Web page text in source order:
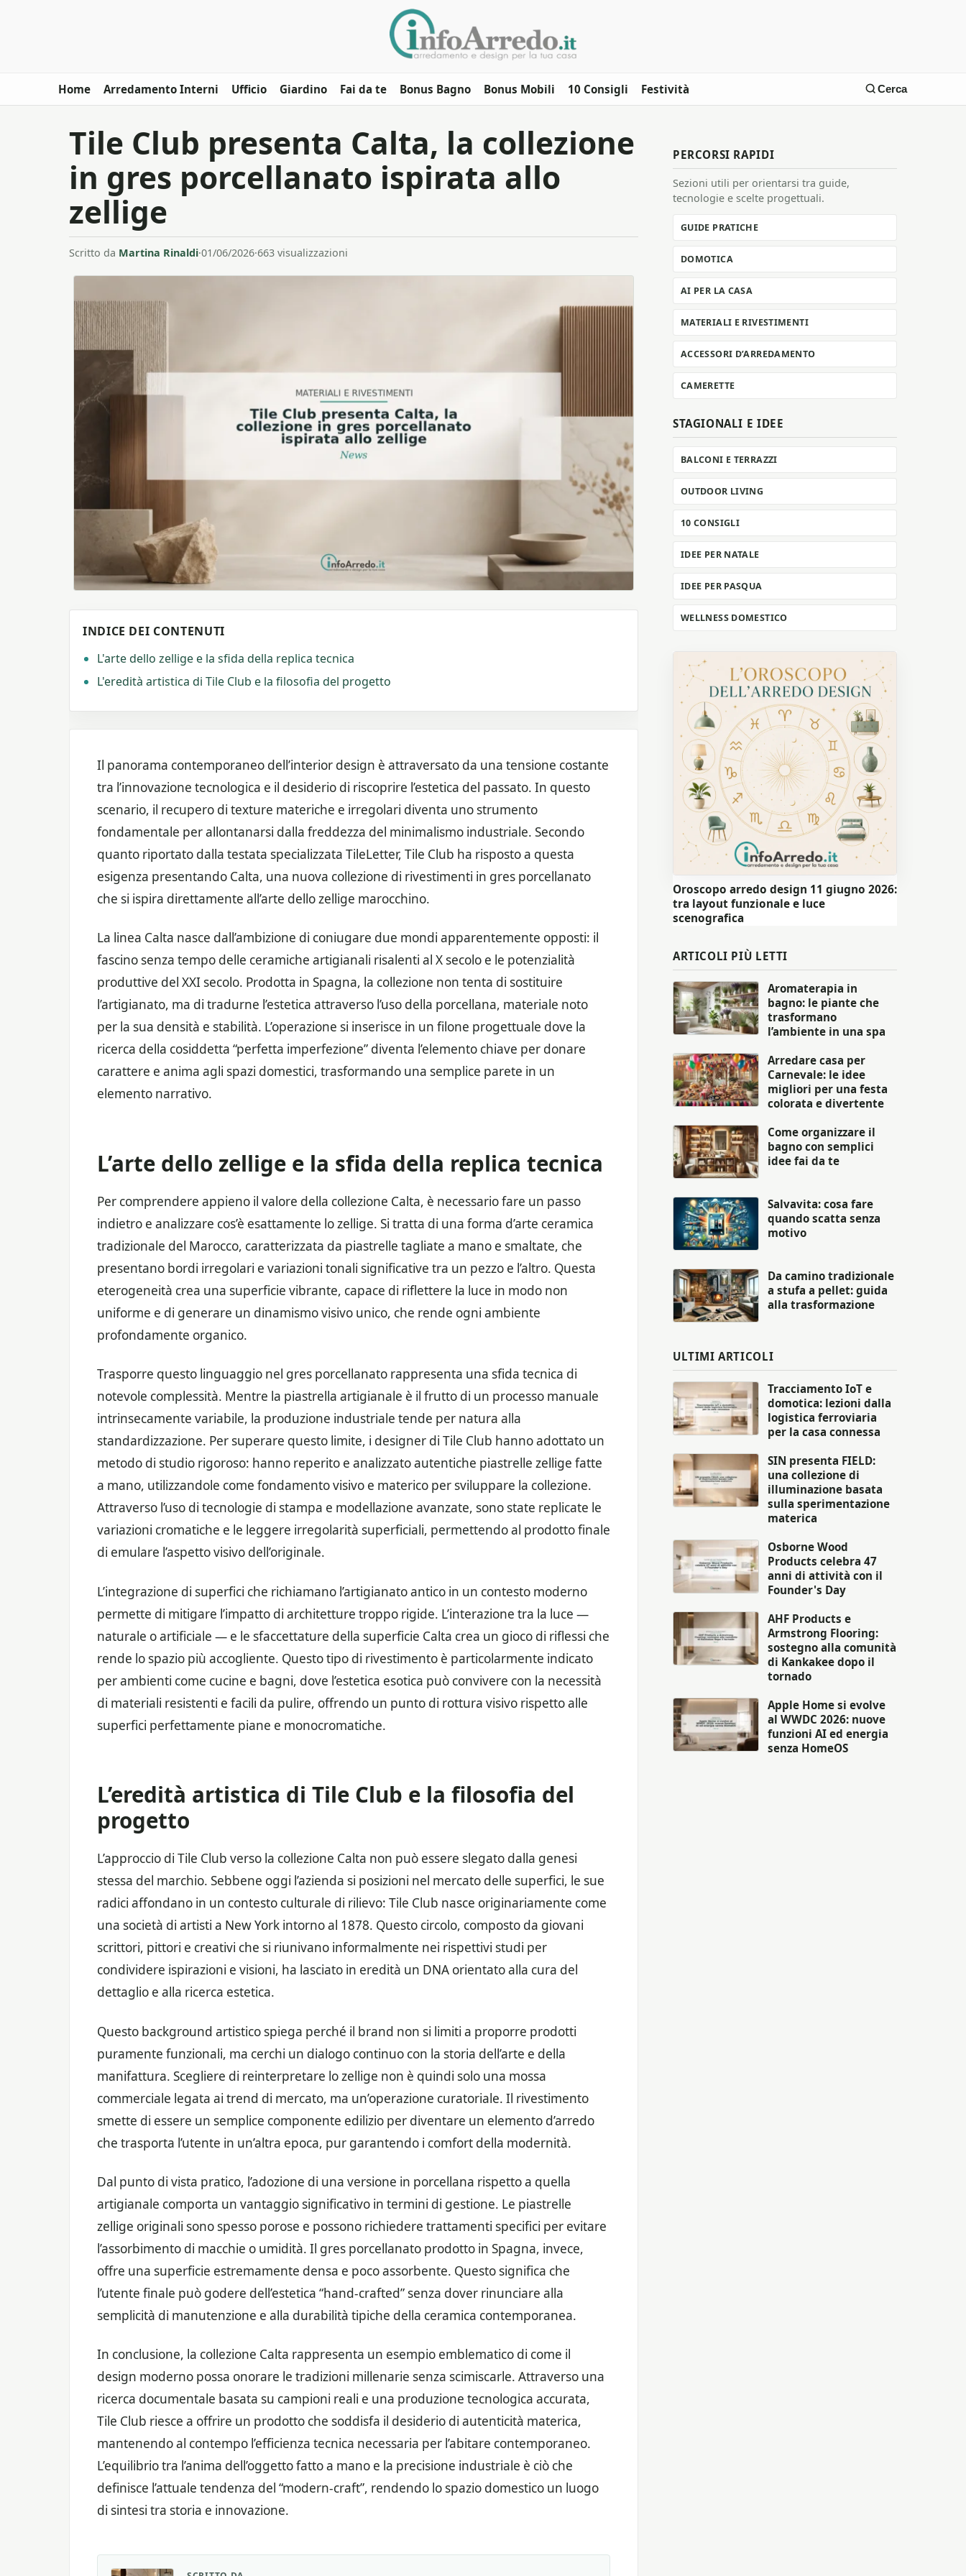
Home Arredamento Interni Ufficio Giardino Fai da te Bonus Bagno Bonus Mobili 10 Consigli Festività Cerca
Tile Club presenta Calta, la collezione
in gres porcellanato ispirata allo
zellige
Scritto da Martina Rinaldi·01/06/2026·663 visualizzazioni
INDICE DEI CONTENUTI
L'arte dello zellige e la sfida della replica tecnica
L'eredità artistica di Tile Club e la filosofia del progetto
Il panorama contemporaneo dell’interior design è attraversato da una tensione costante
tra l’innovazione tecnologica e il desiderio di riscoprire l’estetica del passato. In questo
scenario, il recupero di texture materiche e irregolari diventa uno strumento
fondamentale per allontanarsi dalla freddezza del minimalismo industriale. Secondo
quanto riportato dalla testata specializzata TileLetter, Tile Club ha risposto a questa
esigenza presentando Calta, una nuova collezione di rivestimenti in gres porcellanato
che si ispira direttamente all’arte dello zellige marocchino.
La linea Calta nasce dall’ambizione di coniugare due mondi apparentemente opposti: il
fascino senza tempo delle ceramiche artigianali risalenti al X secolo e le potenzialità
produttive del XXI secolo. Prodotta in Spagna, la collezione non tenta di sostituire
l’artigianato, ma di tradurne l’estetica attraverso l’uso della porcellana, materiale noto
per la sua densità e stabilità. L’operazione si inserisce in un filone progettuale dove la
ricerca della cosiddetta “perfetta imperfezione” diventa l’elemento chiave per donare
carattere e anima agli spazi domestici, trasformando una semplice parete in un
elemento narrativo.
L’arte dello zellige e la sfida della replica tecnica
Per comprendere appieno il valore della collezione Calta, è necessario fare un passo
indietro e analizzare cos’è esattamente lo zellige. Si tratta di una forma d’arte ceramica
tradizionale del Marocco, caratterizzata da piastrelle tagliate a mano e smaltate, che
presentano bordi irregolari e variazioni tonali significative tra un pezzo e l’altro. Questa
eterogeneità crea una superficie vibrante, capace di riflettere la luce in modo non
uniforme e di generare un dinamismo visivo unico, che rende ogni ambiente
profondamente organico.
Trasporre questo linguaggio nel gres porcellanato rappresenta una sfida tecnica di
notevole complessità. Mentre la piastrella artigianale è il frutto di un processo manuale
intrinsecamente variabile, la produzione industriale tende per natura alla
standardizzazione. Per superare questo limite, i designer di Tile Club hanno adottato un
metodo di studio rigoroso: hanno reperito e analizzato autentiche piastrelle zellige fatte
a mano, utilizzandole come fondamento visivo e materico per sviluppare la collezione.
Attraverso l’uso di tecnologie di stampa e modellazione avanzate, sono state replicate le
variazioni cromatiche e le leggere irregolarità superficiali, permettendo al prodotto finale
di emulare l’aspetto visivo dell’originale.
L’integrazione di superfici che richiamano l’artigianato antico in un contesto moderno
permette di mitigare l’impatto di architetture troppo rigide. L’interazione tra la luce —
naturale o artificiale — e le sfaccettature della superficie Calta crea un gioco di riflessi che
rende lo spazio più accogliente. Questo tipo di rivestimento è particolarmente indicato
per ambienti come cucine e bagni, dove l’estetica esotica può convivere con la necessità
di materiali resistenti e facili da pulire, offrendo un punto di rottura visivo rispetto alle
superfici perfettamente piane e monocromatiche.
L’eredità artistica di Tile Club e la filosofia del
progetto
L’approccio di Tile Club verso la collezione Calta non può essere slegato dalla genesi
stessa del marchio. Sebbene oggi l’azienda si posizioni nel mercato delle superfici, le sue
radici affondano in un contesto culturale di rilievo: Tile Club nasce originariamente come
una società di artisti a New York intorno al 1878. Questo circolo, composto da giovani
scrittori, pittori e creativi che si riunivano informalmente nei rispettivi studi per
condividere ispirazioni e visioni, ha lasciato in eredità un DNA orientato alla cura del
dettaglio e alla ricerca estetica.
Questo background artistico spiega perché il brand non si limiti a proporre prodotti
puramente funzionali, ma cerchi un dialogo continuo con la storia dell’arte e della
manifattura. Scegliere di reinterpretare lo zellige non è quindi solo una mossa
commerciale legata ai trend di mercato, ma un’operazione curatoriale. Il rivestimento
smette di essere un semplice componente edilizio per diventare un elemento d’arredo
che trasporta l’utente in un’altra epoca, pur garantendo i comfort della modernità.
Dal punto di vista pratico, l’adozione di una versione in porcellana rispetto a quella
artigianale comporta un vantaggio significativo in termini di gestione. Le piastrelle
zellige originali sono spesso porose e possono richiedere trattamenti specifici per evitare
l’assorbimento di macchie o umidità. Il gres porcellanato prodotto in Spagna, invece,
offre una superficie estremamente densa e poco assorbente. Questo significa che
l’utente finale può godere dell’estetica “hand-crafted” senza dover rinunciare alla
semplicità di manutenzione e alla durabilità tipiche della ceramica contemporanea.
In conclusione, la collezione Calta rappresenta un esempio emblematico di come il
design moderno possa onorare le tradizioni millenarie senza scimiscarle. Attraverso una
ricerca documentale basata su campioni reali e una produzione tecnologica accurata,
Tile Club riesce a offrire un prodotto che soddisfa il desiderio di autenticità materica,
mantenendo al contempo l’efficienza tecnica necessaria per l’abitare contemporaneo.
L’equilibrio tra l’anima dell’oggetto fatto a mano e la precisione industriale è ciò che
definisce l’attuale tendenza del “modern-craft”, rendendo lo spazio domestico un luogo
di sintesi tra storia e innovazione.
PERCORSI RAPIDI
Sezioni utili per orientarsi tra guide,
tecnologie e scelte progettuali.
GUIDE PRATICHE
DOMOTICA
AI PER LA CASA
MATERIALI E RIVESTIMENTI
ACCESSORI D’ARREDAMENTO
CAMERETTE
STAGIONALI E IDEE
BALCONI E TERRAZZI
OUTDOOR LIVING
10 CONSIGLI
IDEE PER NATALE
IDEE PER PASQUA
WELLNESS DOMESTICO
Oroscopo arredo design 11 giugno 2026:
tra layout funzionale e luce
scenografica
ARTICOLI PIÙ LETTI
Aromaterapia in
bagno: le piante che
trasformano
l’ambiente in una spa
Arredare casa per
Carnevale: le idee
migliori per una festa
colorata e divertente
Come organizzare il
bagno con semplici
idee fai da te
Salvavita: cosa fare
quando scatta senza
motivo
Da camino tradizionale
a stufa a pellet: guida
alla trasformazione
ULTIMI ARTICOLI
Tracciamento IoT e
domotica: lezioni dalla
logistica ferroviaria
per la casa connessa
SIN presenta FIELD:
una collezione di
illuminazione basata
sulla sperimentazione
materica
Osborne Wood
Products celebra 47
anni di attività con il
Founder's Day
AHF Products e
Armstrong Flooring:
sostegno alla comunità
di Kankakee dopo il
tornado
Apple Home si evolve
al WWDC 2026: nuove
funzioni AI ed energia
senza HomeOS